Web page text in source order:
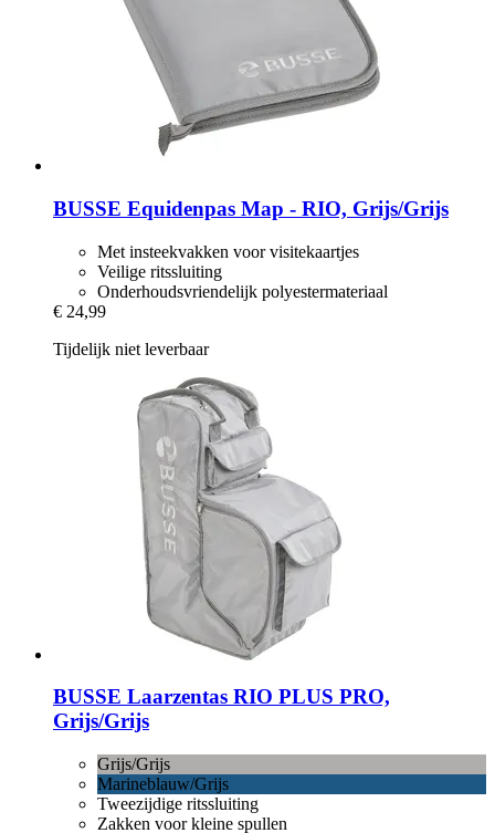
BUSSE Equidenpas Map -​ RIO, Grijs/Grijs
Met insteekvakken voor visitekaartjes
Veilige ritssluiting
Onderhoudsvriendelijk polyestermateriaal
€ 24,99
Tijdelijk niet leverbaar
BUSSE Laarzentas RIO PLUS PRO,
Grijs/Grijs
Grijs/Grijs
Marineblauw/Grijs
Tweezijdige ritssluiting
Zakken voor kleine spullen